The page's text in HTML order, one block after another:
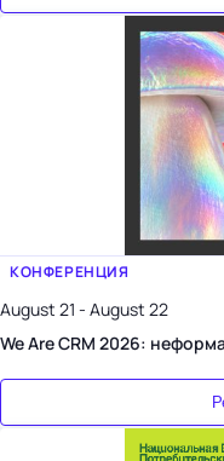
КОНФЕРЕНЦИЯ
August 21 - August 22
We Are CRM 2026: